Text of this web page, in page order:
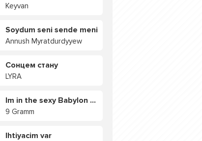
Keyvan
Soydum seni sende meni
Annush Myratdurdyyew
Сонцем стану
LYRA
Im in the sexy Babylon БУЯ
9 Gramm
Ihtiyacim var